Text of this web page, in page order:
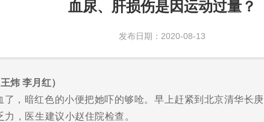
血尿、肝损伤是因运动过量？
发布日期：2020-08-13
炜 李月红）
，暗红色的小便把她吓的够呛。早上赶紧到北京清华长
，医生建议小赵住院检查。